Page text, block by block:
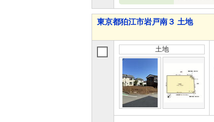
東京都狛江市岩戸南３ 土地
土地